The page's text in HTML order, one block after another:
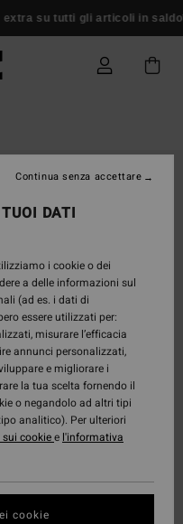
su tutti gli articoli in saldo*
DATI
i cookie o dei
a delle informazioni sul
(ad es. i dati di
essere utilizzati per:
misurare l’efficacia
annunci personalizzati,
e migliorare i
la tua scelta fornendo il
o negandolo ad altri tipi
analitico). Per ulteriori
cookiee l'informativa
cookie
Continua senza accettare